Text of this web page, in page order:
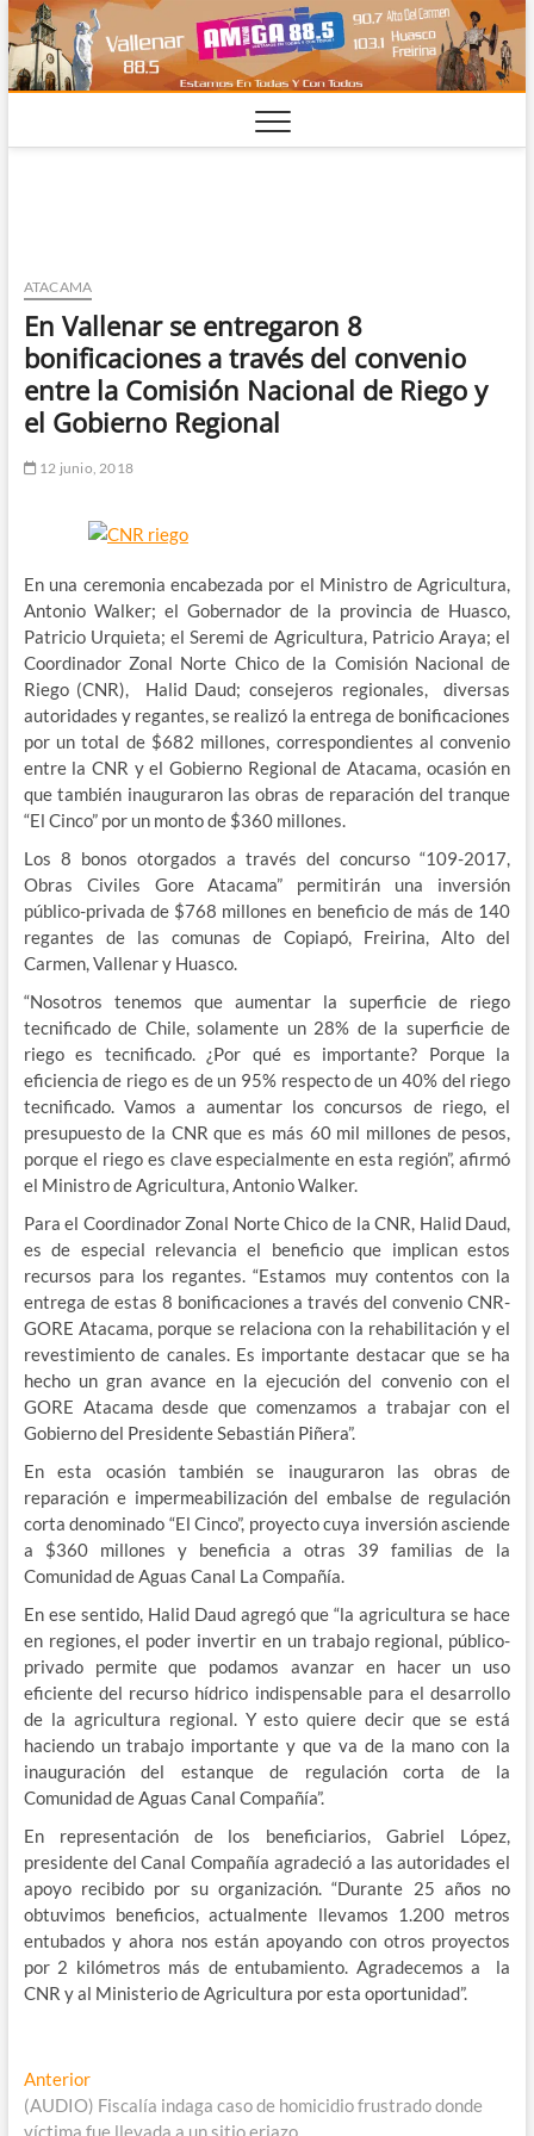
Saltar
al
contenido
ATACAMA
En Vallenar se entregaron 8
bonificaciones a través del convenio
entre la Comisión Nacional de Riego y
el Gobierno Regional
12 junio, 2018
En una ceremonia encabezada por el Ministro de Agricultura,
Antonio Walker; el Gobernador de la provincia de Huasco,
Patricio Urquieta; el Seremi de Agricultura, Patricio Araya; el
Coordinador Zonal Norte Chico de la Comisión Nacional de
Riego (CNR), Halid Daud; consejeros regionales, diversas
autoridades y regantes, se realizó la entrega de bonificaciones
por un total de $682 millones, correspondientes al convenio
entre la CNR y el Gobierno Regional de Atacama, ocasión en
que también inauguraron las obras de reparación del tranque
“El Cinco” por un monto de $360 millones.
Los 8 bonos otorgados a través del concurso “109-2017,
Obras Civiles Gore Atacama” permitirán una inversión
público-privada de $768 millones en beneficio de más de 140
regantes de las comunas de Copiapó, Freirina, Alto del
Carmen, Vallenar y Huasco.
“Nosotros tenemos que aumentar la superficie de riego
tecnificado de Chile, solamente un 28% de la superficie de
riego es tecnificado. ¿Por qué es importante? Porque la
eficiencia de riego es de un 95% respecto de un 40% del riego
tecnificado. Vamos a aumentar los concursos de riego, el
presupuesto de la CNR que es más 60 mil millones de pesos,
porque el riego es clave especialmente en esta región”, afirmó
el Ministro de Agricultura, Antonio Walker.
Para el Coordinador Zonal Norte Chico de la CNR, Halid Daud,
es de especial relevancia el beneficio que implican estos
recursos para los regantes. “Estamos muy contentos con la
entrega de estas 8 bonificaciones a través del convenio CNR-
GORE Atacama, porque se relaciona con la rehabilitación y el
revestimiento de canales. Es importante destacar que se ha
hecho un gran avance en la ejecución del convenio con el
GORE Atacama desde que comenzamos a trabajar con el
Gobierno del Presidente Sebastián Piñera”.
En esta ocasión también se inauguraron las obras de
reparación e impermeabilización del embalse de regulación
corta denominado “El Cinco”, proyecto cuya inversión asciende
a $360 millones y beneficia a otras 39 familias de la
Comunidad de Aguas Canal La Compañía.
En ese sentido, Halid Daud agregó que “la agricultura se hace
en regiones, el poder invertir en un trabajo regional, público-
privado permite que podamos avanzar en hacer un uso
eficiente del recurso hídrico indispensable para el desarrollo
de la agricultura regional. Y esto quiere decir que se está
haciendo un trabajo importante y que va de la mano con la
inauguración del estanque de regulación corta de la
Comunidad de Aguas Canal Compañía”.
En representación de los beneficiarios, Gabriel López,
presidente del Canal Compañía agradeció a las autoridades el
apoyo recibido por su organización. “Durante 25 años no
obtuvimos beneficios, actualmente llevamos 1.200 metros
entubados y ahora nos están apoyando con otros proyectos
por 2 kilómetros más de entubamiento. Agradecemos a la
CNR y al Ministerio de Agricultura por esta oportunidad”.
Navegación
de
AnteriorEntrada
anterior:
(AUDIO) Fiscalía indaga caso de homicidio frustrado donde
víctima fue llevada a un sitio eriazo